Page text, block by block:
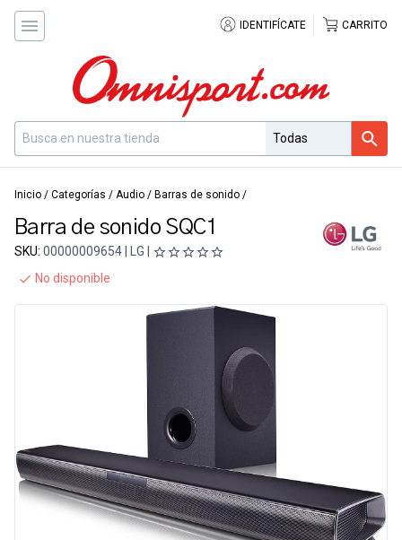
IDENTIFÍCATE CARRITO
Inicio / Categorías / Audio / Barras de sonido /
Barra de sonido SQC1
SKU: 00000009654 | LG |
No disponible